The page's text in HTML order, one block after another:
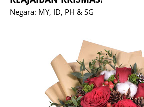
Negara: MY, ID, PH & SG